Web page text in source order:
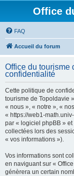
Office
FAQ
Accueil du forum
Office du tourisme
confidentialité
Cette politique de
tourisme de Topoldavie
« nous », « notre », «
« https://web1-
par « logiciel phpBB »
collectées lors des
« vos informations »).
Vos informations sont
en naviguant sur «
génèrera un certain